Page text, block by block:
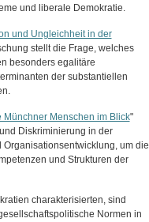
und liberale Demokratie.
und Ungleichheit in der
stellt die Frage, welches
besonders egalitäre
der substantiellen
Münchner Menschen im Blick"
Diskriminierung in der
um die
und Strukturen der
charakterisierten, sind
Normen in